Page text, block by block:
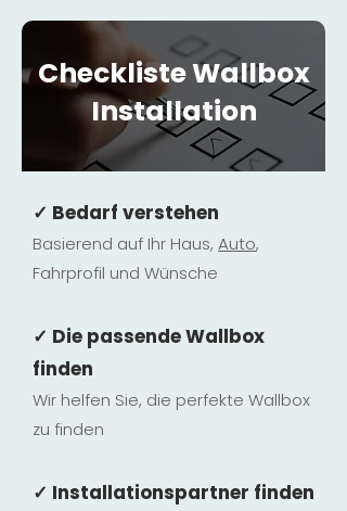
Checkliste Wallbox
Installation
✓ Bedarf verstehen
Basierend auf Ihr Haus, Auto,
Fahrprofil und Wünsche
✓ Die passende Wallbox
finden
Wir helfen Sie, die perfekte Wallbox
zu finden
✓ Installationspartner finden